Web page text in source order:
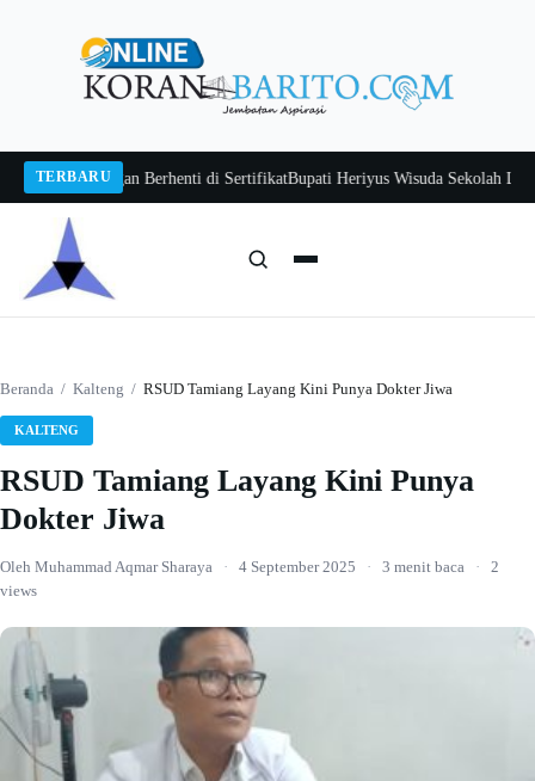
TERBARU
Jangan Berhenti di SertifikatBupati Heriyus Wisuda Sekolah Lansia
Beranda / Kalteng / RSUD Tamiang Layang Kini Punya Dokter Jiwa
KALTENG
RSUD Tamiang Layang Kini Punya
Dokter Jiwa
Oleh Muhammad Aqmar Sharaya · 4 September 2025 · 3 menit baca ·
2
views